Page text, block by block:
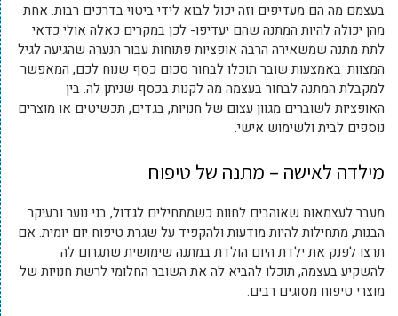
בעצמם מה הם מעדיפים וזה יכול לבוא לידי ביטוי בדרכים רבות. אחת
מהן יכולה להיות המתנה שהם יעדיפו- לכן במקרים כאלה אולי כדאי
לתת מתנה שמשאירה הרבה אופציות פתוחות עבור הנערה שהגיעה לגיל
המצוות. באמצעות שובר תוכלו לבחור סכום כסף שנוח לכם, המאפשר
למקבלת המתנה לבחור בעצמה מה לקנות בכסף שניתן לה. בין
האופציות לשוברים מגוון עצום של חנויות, בגדים, תכשיטים או מוצרים
נוספים לבית ולשימוש אישי.
מילדה לאישה – מתנה של טיפוח
מעבר לעצמאות שאוהבים לחוות כשמתחילים לגדול, בני נוער ובעיקר
הבנות, מתחילות להיות מודעות ולהקפיד על שגרת טיפוח יום יומית. אם
תרצו לפנק את ילדת היום הולדת במתנה שימושית שתגרום לה
להשקיע בעצמה, תוכלו להביא לה את השובר החלומי לרשת חנויות של
מוצרי טיפוח מסוגים רבים.